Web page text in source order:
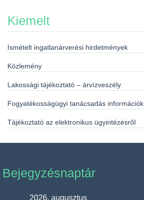
Kiemelt
Ismételt ingatlanárverési hirdetmények
Közlemény
Lakossági tájékoztató – árvízveszély
Fogyatékosságügyi tanácsadás információk
Tájékoztató az elektronikus ügyintézésről
Bejegyzésnaptár
2026. augusztus